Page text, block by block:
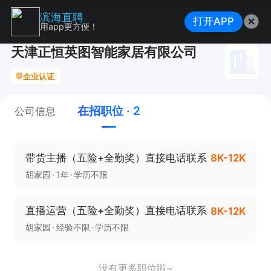
天津正恒英图智能家居有限公司
企业认证
公司信息 在招职位 · 2
带货主播（五险+全勤奖）直接电话联系 8K-12K
胡家园 1年 学历不限
直播运营（五险+全勤奖）直接电话联系 8K-12K
胡家园 经验不限 学历不限
没有更多职位啦~
滨海直聘
用app更方便！ 打开APP